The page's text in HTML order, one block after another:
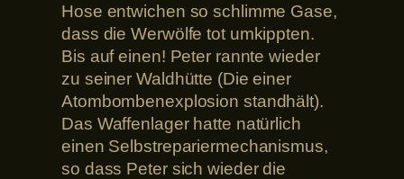
Hose entwichen so schlimme Gase,
dass die Werwölfe tot umkippten.
Bis auf einen! Peter rannte wieder
zu seiner Waldhütte (Die einer
Atombombenexplosion standhält).
Das Waffenlager hatte natürlich
einen Selbstrepariermechanismus,
so dass Peter sich wieder die